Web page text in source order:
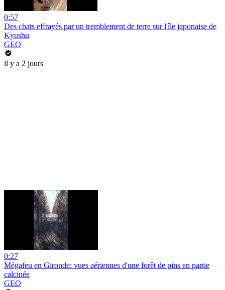
0:57
Des chats effrayés par un tremblement de terre sur l'île japonaise de
Kyushu
GEO
il y a 2 jours
0:27
Mégafeu en Gironde: vues aériennes d'une forêt de pins en partie
calcinée
GEO